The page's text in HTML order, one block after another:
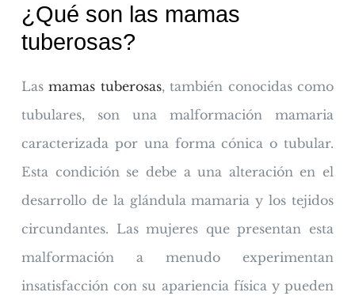
¿Qué son las mamas
tuberosas?
Las mamas tuberosas, también conocidas como
tubulares, son una malformación mamaria
caracterizada por una forma cónica o tubular.
Esta condición se debe a una alteración en el
desarrollo de la glándula mamaria y los tejidos
circundantes. Las mujeres que presentan esta
malformación a menudo experimentan
insatisfacción con su apariencia física y pueden